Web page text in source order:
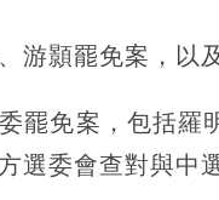
游顥罷免案，以
罷免案，包括羅
選委會查對與中